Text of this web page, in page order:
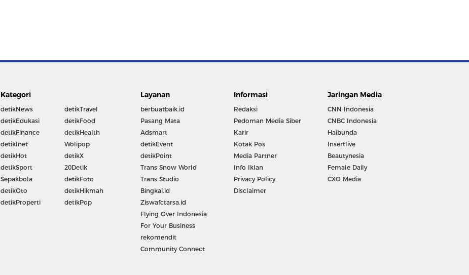
Kategori
detikNews
detikEdukasi
detikFinance
detikInet
detikHot
detikSport
Sepakbola
detikOto
detikProperti
detikTravel
detikFood
detikHealth
Wolipop
detikX
20Detik
detikFoto
detikHikmah
detikPop
Layanan
berbuatbaik.id
Pasang Mata
Adsmart
detikEvent
detikPoint
Trans Snow World
Trans Studio
Bingkai.id
Ziswafctarsa.id
Flying Over Indonesia
For Your Business
rekomendit
Community Connect
Informasi
Redaksi
Pedoman Media Siber
Karir
Kotak Pos
Media Partner
Info Iklan
Privacy Policy
Disclaimer
Jaringan Media
CNN Indonesia
CNBC Indonesia
Haibunda
Insertlive
Beautynesia
Female Daily
CXO Media